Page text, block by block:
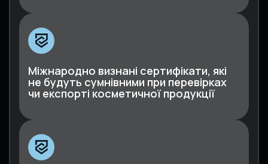
Міжнародно визнані сертифікати, які
не будуть сумнівними при перевірках
чи експорті косметичної продукції